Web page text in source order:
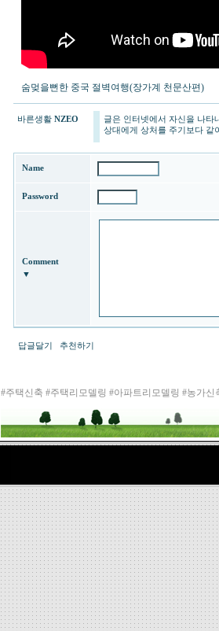
숨멎을뻔한 중국 절벽여행(장가계 천문산편)
바른생활 NZEO
글은 인터넷에서 자신을 나타
상대에게 상처를 주기보다 같
Name
Password
Comment
▼
답글달기 추천하기
#주택신축 #주택리모델링 #아파트리모델링 #농가